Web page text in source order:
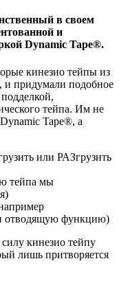
в своем
и
Dynamic Tape®.
кинезио тейпы из
и придумали подобное
тейпа. Им не
Tape®, а
или РАЗгрузить
тейпа мы
отводящую функцию)
кинезио тейпу
лишь притворяется